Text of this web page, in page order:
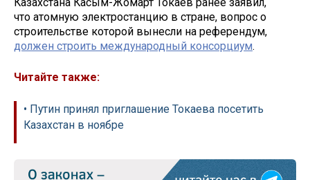
что атомную электростанцию в стране, вопрос о
строительстве которой вынесли на референдум,
должен строить международный консорциум.
Читайте также:
• Путин принял приглашение Токаева посетить
Казахстан в ноябре